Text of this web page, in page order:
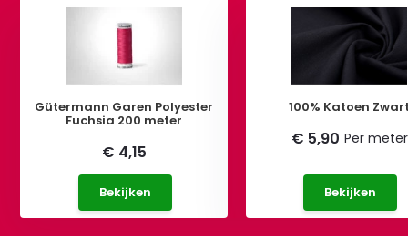
Gütermann Garen Polyester
Fuchsia 200 meter
€ 4,15
Bekijken
100% Katoen
€ 5,90 Per meter
Bekijken